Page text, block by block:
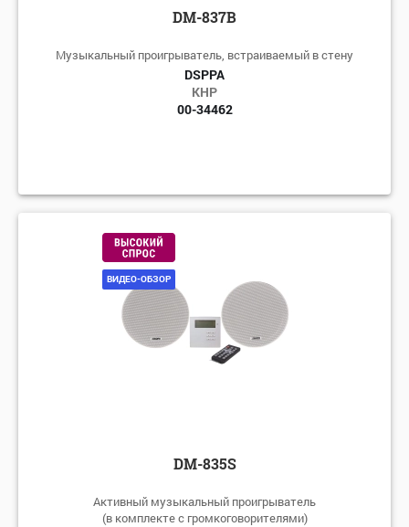
DM-837B
Музыкальный проигрыватель, встраиваемый в стену
DSPPA
КНР
00-34462
ВИДЕО-ОБЗОР
DM-835S
Активный музыкальный проигрыватель
(в комплекте с громкоговорителями)